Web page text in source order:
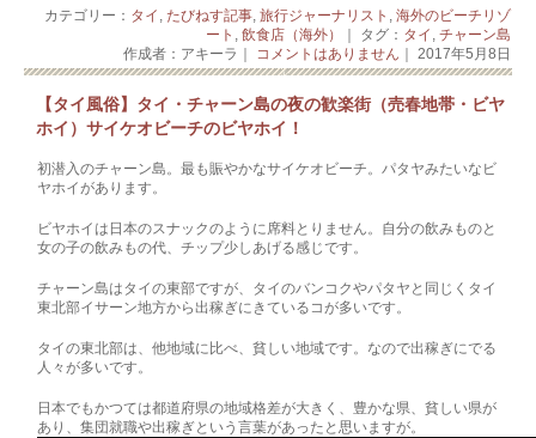
カテゴリー： タイ たびねす記事, 旅行ジャーナリスト
海外のビーチリゾ
ート
飲食店（海外） ｜ タグ： タイ チャーン島
作成者：アキーラ｜
コメントはありません ｜ 2017年5月8日
【タイ風俗】タイ・チャーン島の夜の歓楽街（売春地帯・ビヤ
ホイ）サイケオビーチのビヤホイ！
初潜入のチャーン島。最も賑やかなサイケオビーチ。パタヤみたいなビ
ヤホイがあります。
ビヤホイは日本のスナックのように席料とりません。自分の飲みものと
女の子の飲みもの代、チップ少しあげる感じです。
チャーン島はタイの東部ですが、タイのバンコクやパタヤと同じくタイ
東北部イサーン地方から出稼ぎにきているコが多いです。
タイの東北部は、他地域に比べ、貧しい地域です。なので出稼ぎにでる
人々が多いです。
日本でもかつては都道府県の地域格差が大きく、豊かな県、貧しい県が
あり、集団就職や出稼ぎという言葉があったと思いますが。